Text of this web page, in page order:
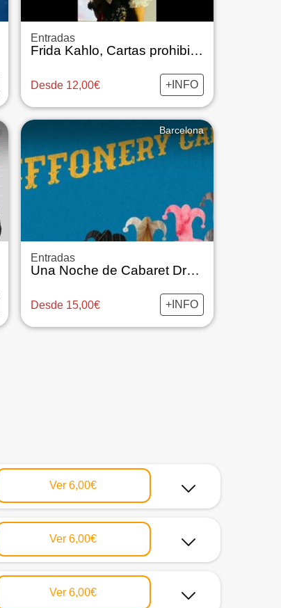
Entradas
Frida Kahlo, Cartas prohibidas - Rosa de la Cruz
Desde 12,00€ +INFO
Barcelona
Entradas
Una Noche de Cabaret Drag con Buffoonery
Desde 15,00€ +INFO
Ver6,00€
Ver6,00€
Ver6,00€